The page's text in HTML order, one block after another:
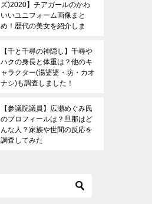
ズ)2020】チアガールのかわ
いいユニフォーム画像まと
め！歴代の美女を紹介しま
【千と千尋の神隠し】千尋や
ハクの身長と体重は？他のキ
ャラクター(湯婆婆・坊・カオ
ナシ)も調査しました！
【参議院議員】広瀬めぐみ氏
のプロフィールは？旦那はど
んな人？家族や世間の反応を
調査してみた